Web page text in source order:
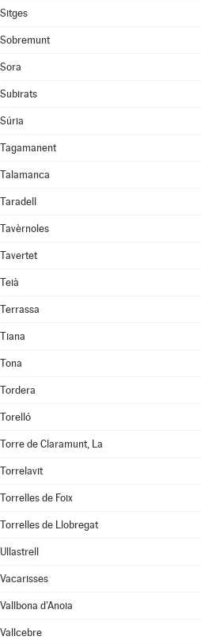
Sitges
Sobremunt
Sora
Subirats
Súria
Tagamanent
Talamanca
Taradell
Tavèrnoles
Tavertet
Teià
Terrassa
Tiana
Tona
Tordera
Torelló
Torre de Claramunt, La
Torrelavit
Torrelles de Foix
Torrelles de Llobregat
Ullastrell
Vacarisses
Vallbona d'Anoia
Vallcebre